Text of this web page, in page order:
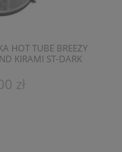
HOT TUBE BREEZY
KIRAMI ST-DARK
zł